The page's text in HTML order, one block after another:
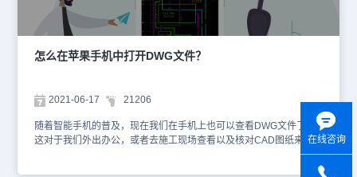
如下图所示：浩辰CAD看图王是浩辰软件旗下的移动CAD软件品
牌，集快速看图、DWG画图、CAD批注、CAD测量、画图制图于一
身。只要下载安装了浩辰CAD看图王APP便可以在手机中打开查看
DWG格式文件，对此感兴趣的小伙伴赶紧下载浩辰CAD看图王试试
看吧！更多相关CAD教程请持续关注浩辰CAD软件官网教程专区。
怎么在苹果手机中打开DWG文件？
2021-06-17 21206
随着智能手机的普及，现在我们在手机上也可以查看DWG文件了，
这对于我们外出办公，或者去施工现场查看以及核对CAD图纸来说就
太方便了，但是有些小伙伴还不知道如何在苹果手机上打开DWG文
在线咨询